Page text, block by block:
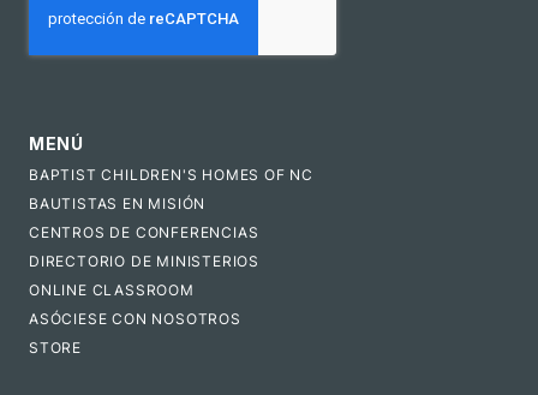
MENÚ
BAPTIST CHILDREN'S HOMES OF NC
BAUTISTAS EN MISIÓN
CENTROS DE CONFERENCIAS
DIRECTORIO DE MINISTERIOS
ONLINE CLASSROOM
ASÓCIESE CON NOSOTROS
STORE